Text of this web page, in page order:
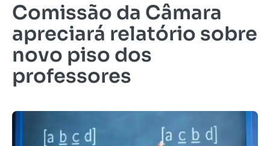
Comissão da Câmara
apreciará relatório sobre
novo piso dos
professores